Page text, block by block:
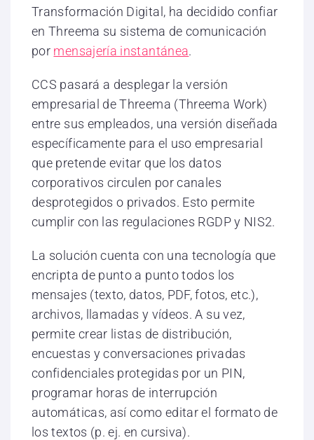
Transformación Digital, ha decidido confiar
en Threema su sistema de comunicación
por mensajería instantánea.
CCS pasará a desplegar la versión
empresarial de Threema (Threema Work)
entre sus empleados, una versión diseñada
específicamente para el uso empresarial
que pretende evitar que los datos
corporativos circulen por canales
desprotegidos o privados. Esto permite
cumplir con las regulaciones RGDP y NIS2.
La solución cuenta con una tecnología que
encripta de punto a punto todos los
mensajes (texto, datos, PDF, fotos, etc.),
archivos, llamadas y vídeos. A su vez,
permite crear listas de distribución,
encuestas y conversaciones privadas
confidenciales protegidas por un PIN,
programar horas de interrupción
automáticas, así como editar el formato de
los textos (p. ej. en cursiva).